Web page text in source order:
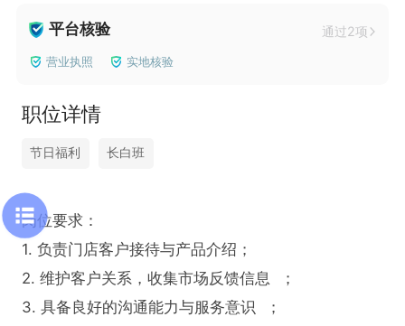
平台核验 通过2项
营业执照 实地核验
职位详情
节日福利 长白班
岗位要求：
1. 负责门店客户接待与产品介绍；
2. 维护客户关系，收集市场反馈信息  ；
3. 具备良好的沟通能力与服务意识  ；